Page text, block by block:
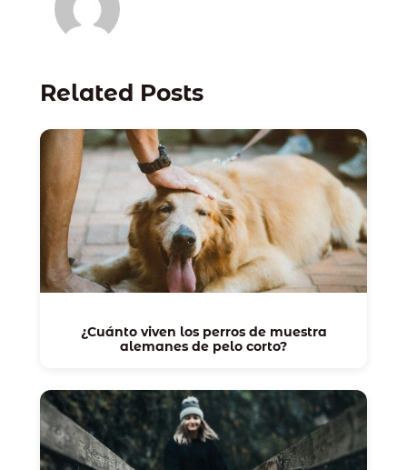
Related Posts
¿Cuánto viven los perros de muestra
alemanes de pelo corto?